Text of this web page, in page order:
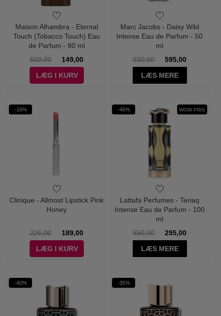
Maison Alhambra - Eternal
Touch (Tobacco Touch) Eau
de Parfum - 80 ml
500,00
149,00
LÆG I KURV
Marc Jacobs - Daisy Wild
Intense Eau de Parfum - 50
ml
930,00
595,00
LÆS MERE
-16%
Clinique - Allmost Lipstick Pink
Honey
225,00
189,00
LÆG I KURV
-46% WOW PRIS
Lattafa Perfumes - Teriaq
Intense Eau de Parfum - 100
ml
550,00
295,00
LÆS MERE
-40% -35%